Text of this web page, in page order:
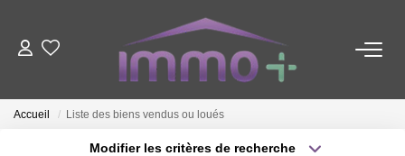
LOUER
Accueil Liste des biens vendus ou loués
Modifier les critères de recherche